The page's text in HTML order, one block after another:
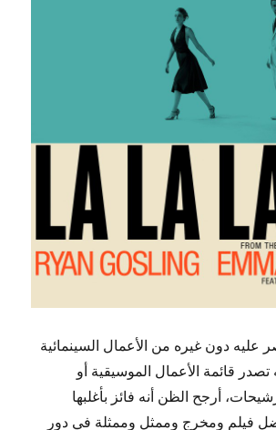
عليه دون غيره من الأعمال السينمائية
تصدر قائمة الأعمال الموسيقية أو
أرجح الظن أنه فائز بأغلبها
فيلم ومخرج وممثل وممثلة في دور